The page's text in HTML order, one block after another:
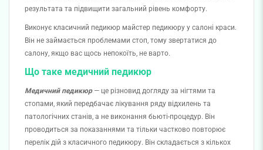
результата та підвищити загальний рівень комфорту.
Виконує класичний педикюр майстер педикюру у салоні краси.
Він не займається проблемами стоп, тому звертатися до
салону, якщо вас щось непокоїть, не варто.
Що таке медичний педикюр
Медичний педикюр— це різновид догляду за нігтями та
стопами, який передбачає лікування ряду відхилень та
патологічних станів, а не виконання бьюті-процедур. Він
проводиться за показаннями та тільки частково повторює
перелік дій з класичного педикюру. Він складається з кількох